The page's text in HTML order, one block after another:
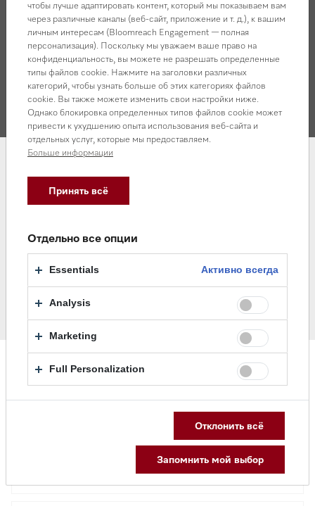
Параметры экономичности и эффективности
Размеры
Документация
Инструкция WWA120WCS
White Edition
СКАЧАТЬ
Ответы на часто задаваемые
вопросы
Есть ли быстрая программа?
чтобы лучше адаптировать контент, который мы показываем вам
через различные каналы (веб-сайт, приложение и т. д.), к вашим
личным интересам (Bloomreach Engagement — полная
персонализация). Поскольку мы уважаем ваше право на
конфиденциальность, вы можете не разрешать определенные
типы файлов cookie. Нажмите на заголовки различных
категорий, чтобы узнать больше об этих категориях файлов
cookie. Вы также можете изменить свои настройки ниже.
Однако блокировка определенных типов файлов cookie может
привести к ухудшению опыта использования веб-сайта и
отдельных услуг, которые мы предоставляем.
Больше информации
Принять всё
Отдельно все опции
Essentials Активно всегда
Analysis
Marketing
Full Personalization
Отклонить всё
Запомнить мой выбор